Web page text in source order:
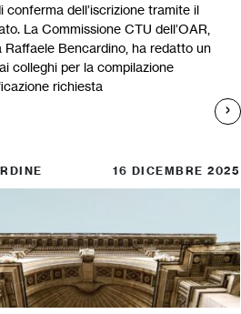
conferma dell’iscrizione tramite il
La Commissione CTU dell’OAR,
Raffaele Bencardino, ha redatto un
colleghi per la compilazione
richiesta
16 DICEMBRE 2025